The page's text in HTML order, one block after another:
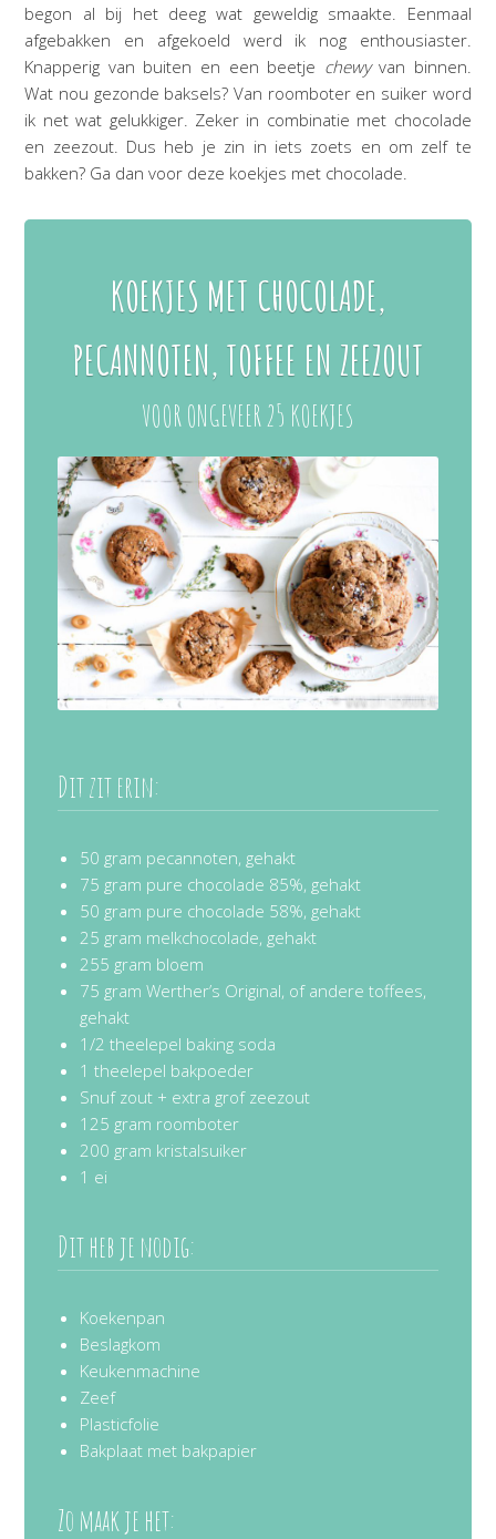
begon al bij het deeg wat geweldig smaakte. Eenmaal
afgebakken en afgekoeld werd ik nog enthousiaster.
Knapperig van buiten en een beetje chewyvan binnen.
Wat nou gezonde baksels? Van roomboter en suiker word
ik net wat gelukkiger. Zeker in combinatie met chocolade
en zeezout. Dus heb je zin in iets zoets en om zelf te
bakken? Ga dan voor deze koekjes met chocolade.
KOEKJES MET CHOCOLADE,
PECANNOTEN, TOFFEE EN ZEEZOUT
VOOR ONGEVEER 25 KOEKJES
Dit zit erin:
50 gram pecannoten, gehakt
75 gram pure chocolade 85%, gehakt
50 gram pure chocolade 58%, gehakt
25 gram melkchocolade, gehakt
255 gram bloem
75 gram Werther’s Original, of andere toffees,
gehakt
1/2 theelepel baking soda
1 theelepel bakpoeder
Snuf zout + extra grof zeezout
125 gram roomboter
200 gram kristalsuiker
1 ei
Dit heb je nodig:
Koekenpan
Beslagkom
Keukenmachine
Zeef
Plasticfolie
Bakplaat met bakpapier
Zo maak je het: